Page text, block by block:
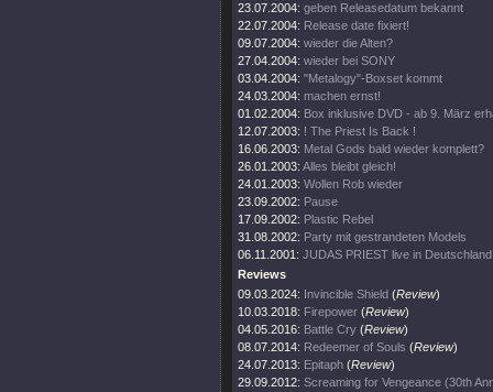
23.07.2004: geben Releasedatum bekannt
22.07.2004: Release date fixiert!
09.07.2004: wieder die Alten?
27.04.2004: wieder bei SONY
03.04.2004: "Metalogy"-Boxset kommt
24.03.2004: machen ernst!
01.02.2004: Box inklusive DVD - ab 9. März
12.07.2003: ! The Priest Is Back !
16.06.2003: Metal Gods bald wieder komplett?
26.01.2003: Alles bleibt gleich!
24.01.2003: Wollen Rob wieder
23.09.2002: Pause
17.09.2002: Plastic Rebel
31.08.2002: Party mit gestrandeten Models
06.11.2001: JUDAS PRIEST live in Deutschland
Reviews
09.03.2024: Invincible Shield (Review)
10.03.2018: Firepower (Review)
04.05.2016: Battle Cry (Review)
08.07.2014: Redeemer of Souls (Review)
24.07.2013: Epitaph (Review)
29.09.2012: Screaming for Vengeance (30th